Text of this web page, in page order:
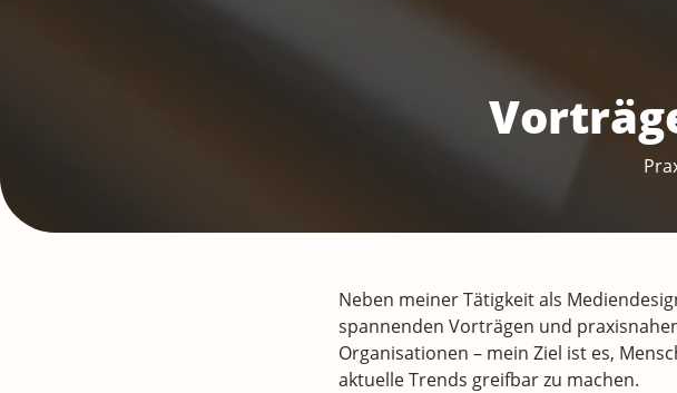
Neben meiner Tätigkeit als
spannenden Vorträgen und
Organisationen – mein Ziel ist es,
aktuelle Trends greifbar zu machen.